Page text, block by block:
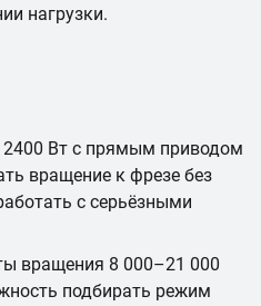
нагрузки.
Вт с прямым приводом
вращение к фрезе без
с серьёзными
вращения 8 000–21 000
подбирать режим